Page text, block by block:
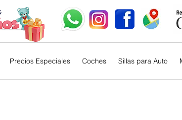
Precios Especiales Coches Sillas para Auto